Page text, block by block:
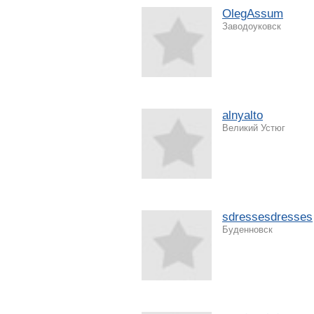
OlegAssum
Заводоуковск
alnyalto
Великий Устюг
sdressesdresses
Буденновск